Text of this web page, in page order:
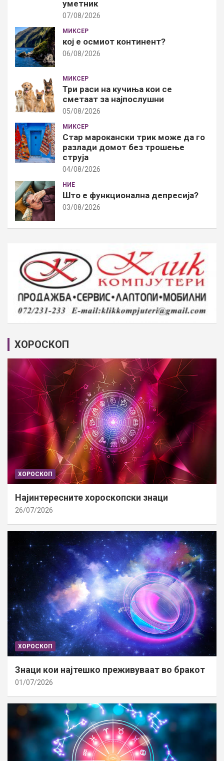
уметник
07/08/2026
МИКСЕР
кој е осмиот континент?
06/08/2026
МИКСЕР
Три раси на кучиња кои се
сметаат за најпослушни
05/08/2026
МИКСЕР
Стар марокански трик може да го
разлади домот без трошење
струја
04/08/2026
НИЕ
Што е функционална депресија?
03/08/2026
ХОРОСКОП
ХОРОСКОП
Најинтересните хороскопски знаци
26/07/2026
ХОРОСКОП
Знаци кои најтешко преживуваат во бракот
01/07/2026